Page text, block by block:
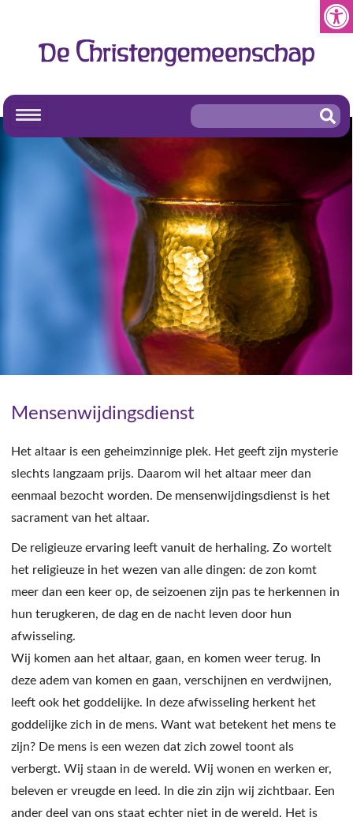
Mensenwijdingsdienst
Mensenwijdingsdienst
Het altaar is een geheimzinnige plek. Het geeft zijn mysterie
slechts langzaam prijs. Daarom wil het altaar meer dan
eenmaal bezocht worden. De mensenwijdingsdienst is het
sacrament van het altaar.
De religieuze ervaring leeft vanuit de herhaling. Zo wortelt
het religieuze in het wezen van alle dingen: de zon komt
meer dan een keer op, de seizoenen zijn pas te herkennen in
hun terugkeren, de dag en de nacht leven door hun
afwisseling.
Wij komen aan het altaar, gaan, en komen weer terug. In
deze adem van komen en gaan, verschijnen en verdwijnen,
leeft ook het goddelijke. In deze afwisseling herkent het
goddelijke zich in de mens. Want wat betekent het mens te
zijn? De mens is een wezen dat zich zowel toont als
verbergt. Wij staan in de wereld. Wij wonen en werken er,
beleven er vreugde en leed. In die zin zijn wij zichtbaar. Een
ander deel van ons staat echter niet in de wereld. Het is